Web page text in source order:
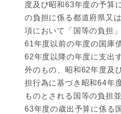
度及び昭和63年度の予算
の負担に係る都道府県又
項において「国等の負担
61年度以前の年度の国庫
62年度以降の年度に支出
外のもの、昭和62年度及
担行為に基づき昭和64年
ものとされる国等の負担
63年度の歳出予算に係る